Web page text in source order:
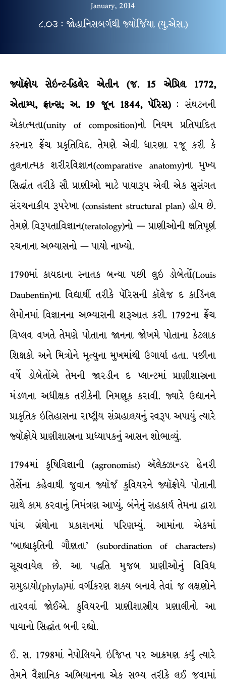
January, 2014
૮.૦૩ : જોહાનિસબર્ગથી જ્યૉર્જિયા (યુ.એસ.)
જ્યૉફ્રોય સેઇન્ટ-હિલેર એતીન (જ. 15 એપ્રિલ 1772,
એતામ્પ, ફ્રાન્સ; અ. 19 જૂન 1844, પૅરિસ): સંઘટનની
એકાત્મતા(unity of composition)નો નિયમ પ્રતિપાદિત
કરનાર ફ્રેંચ પ્રકૃતિવિદ. તેમણે એવી ધારણા રજૂ કરી કે
તુલનાત્મક શરીરવિજ્ઞાન(comparative anatomy)ના મુખ્ય
સિદ્ધાંત તરીકે સૌ પ્રાણીઓ માટે પાયારૂપ એવી એક સુસંગત
સંરચનાકીય રૂપરેખા (consistent structural plan) હોય છે.
તેમણે વિરૂપતાવિજ્ઞાન(teratology)નો — પ્રાણીઓની ક્ષતિપૂર્ણ
રચનાના અભ્યાસનો — પાયો નાખ્યો.
1790માં કાયદાના સ્નાતક બન્યા પછી લુઇ ડોબેતોં(Louis
Daubentin)ના વિદ્યાર્થી તરીકે પૅરિસની કૉલેજ દ કાર્ડિનલ
લેમોનમાં વિજ્ઞાનના અભ્યાસની શરૂઆત કરી. 1792ના ફ્રેંચ
વિપ્લવ વખતે તેમણે પોતાના જાનના જોખમે પોતાના કેટલાક
શિક્ષકો અને મિત્રોને મૃત્યુના મુખમાંથી ઉગાર્યા હતા. પછીના
વર્ષે ડોબેતોંએ તેમની જારડીન દ પ્લાન્ટમાં પ્રાણીશાસ્ત્રના
મંડળના અધીક્ષક તરીકેની નિમણૂક કરાવી. જ્યારે ઉદ્યાનને
પ્રાકૃતિક ઇતિહાસના રાષ્ટ્રીય સંગ્રહાલયનું સ્વરૂપ અપાયું ત્યારે
જ્યૉફ્રોયે પ્રાણીશાસ્ત્રના પ્રાધ્યાપકનું આસન શોભાવ્યું.
1794માં કૃષિવિજ્ઞાની (agronomist) ઍલેક્ઝાન્ડર હેનરી
તેસેંના કહેવાથી જુવાન જ્યૉર્જ કુવિયરને જ્યૉફ્રોયે પોતાની
સાથે કામ કરવાનું નિમંત્રણ આપ્યું. બંનેનું સહકાર્ય તેમના દ્વારા
પાંચ ગ્રંથોના પ્રકાશનમાં પરિણમ્યું. આમાંના એકમાં
‘બાહ્યાકૃતિની ગૌણતા’ (subordination of characters)
સૂચવાયેલ છે. આ પદ્ધતિ મુજબ પ્રાણીઓનું વિવિધ
સમુદાયો(phyla)માં વર્ગીકરણ શક્ય બનાવે તેવાં જ લક્ષણોને
તારવવાં જોઈએ. કુવિયરની પ્રાણીશાસ્ત્રીય પ્રણાલીનો આ
પાયાનો સિદ્ધાંત બની રહ્યો.
ઈ. સ. 1798માં નેપોલિયને ઇજિપ્ત પર આક્રમણ કર્યું ત્યારે
તેમને વૈજ્ઞાનિક અભિયાનના એક સભ્ય તરીકે લઈ જવામાં